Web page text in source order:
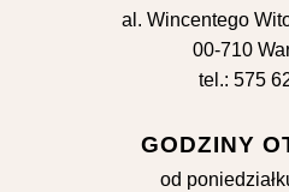
al. Wincentego
00-710
tel.: 575
GODZINY
od